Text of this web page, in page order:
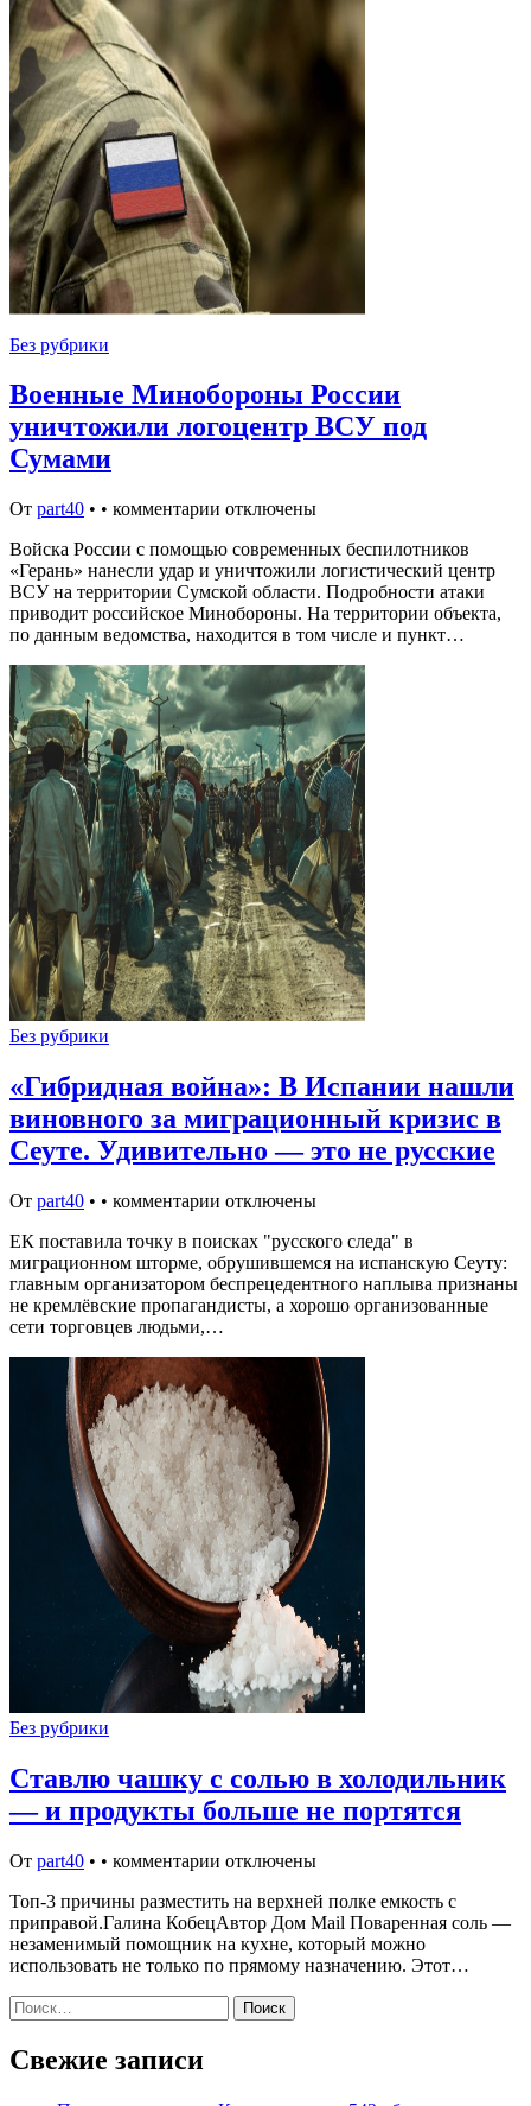
Без рубрики
Военные Минобороны России
уничтожили логоцентр ВСУ под
Сумами
От part40 • • комментарии отключены
Войска России с помощью современных беспилотников
«Герань» нанесли удар и уничтожили логистический центр
ВСУ на территории Сумской области. Подробности атаки
приводит российское Минобороны. На территории объекта,
по данным ведомства, находится в том числе и пункт…
Без рубрики
«Гибридная война»: В Испании нашли
виновного за миграционный кризис в
Сеуте. Удивительно — это не русские
От part40 • • комментарии отключены
ЕК поставила точку в поисках "русского следа" в
миграционном шторме, обрушившемся на испанскую Сеуту:
главным организатором беспрецедентного наплыва признаны
не кремлёвские пропагандисты, а хорошо организованные
сети торговцев людьми,…
Без рубрики
Ставлю чашку с солью в холодильник
— и продукты больше не портятся
От part40 • • комментарии отключены
Топ-3 причины разместить на верхней полке емкость с
приправой.Галина КобецАвтор Дом Mail Поваренная соль —
незаменимый помощник на кухне, который можно
использовать не только по прямому назначению. Этот…
Найти:
Свежие записи